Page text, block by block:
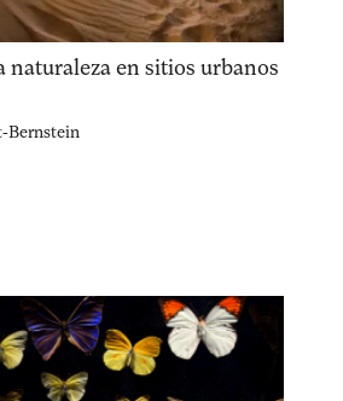
naturaleza en sitios urbanos
Bernstein